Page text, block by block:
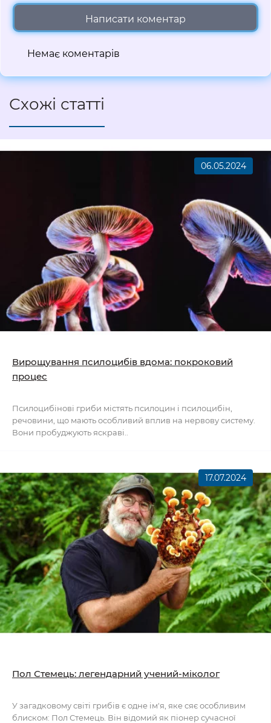
Написати коментар
Немає коментарів
Схожі статті
06.05.2024
Вирощування псилоцибів вдома: покроковий
процес
Псилоцибінові гриби містять псилоцин і псилоцибін,
речовини, що мають особливий вплив на нервову систему.
Вони пробуджують яскраві..
17.07.2024
Пол Стемець: легендарний учений-міколог
У загадковому світі грибів є одне ім'я, яке сяє особливим
блиском: Пол Стемець. Він відомий як піонер сучасної